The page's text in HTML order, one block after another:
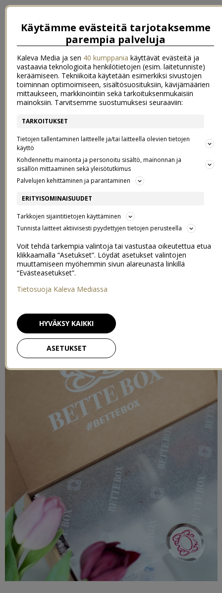
BETTE BOX – KAUNEUDEN
ERIKOISLÄHETYS
Pikkuisen kosmetiikka- ja kauneusjuttuja tähän väliin, eli
kaupallinen yhteistyö Bette Boxin kanssa! Bette Box on
erikoislähetys, johon kootaan tämän hetken kuumimmat
kosmetiikkauutuudet, trendituotteet ja klassikot. Kyllä, kyseessä on
ennenLiv Boxinnimellä tunnettu paketti, joka uudistui nyt paitsi
Käytämme evästeitä tarjotaksemme
parempia palveluja
Kaleva Media ja sen 40 kumppania käyttävät evästeitä ja
vastaavia teknologioita henkilötietojen (esim. laitetunniste)
keräämiseen. Tekniikoita käytetään esimerkiksi sivustojen
toiminnan optimoimiseen, sisältösuosituksiin, kävijämäärien
mittaukseen, markkinointiin sekä tarkoituksenmukaisiin
mainoksiin. Tarvitsemme suostumuksesi seuraaviin:
TARKOITUKSET
Tietojen tallentaminen laitteelle ja/tai laitteella olevien tietojen
käyttö
Kohdennettu mainonta ja personoitu sisältö, mainonnan ja
sisällön mittaaminen sekä yleisötutkimus
Palvelujen kehittäminen ja parantaminen
ERITYISOMINAISUUDET
Tarkkojen sijaintitietojen käyttäminen
Tunnista laitteet aktiivisesti pyydettyjen tietojen perusteella
Voit tehdä tarkempia valintoja tai vastustaa oikeutettua etua
klikkaamalla “Asetukset”. Löydät asetukset valintojen
muuttamiseen myöhemmin sivun alareunasta linkillä
“Evästeasetukset”.
Tietosuoja Kaleva Mediassa
ASETUKSET
HYVÄKSY KAIKKI